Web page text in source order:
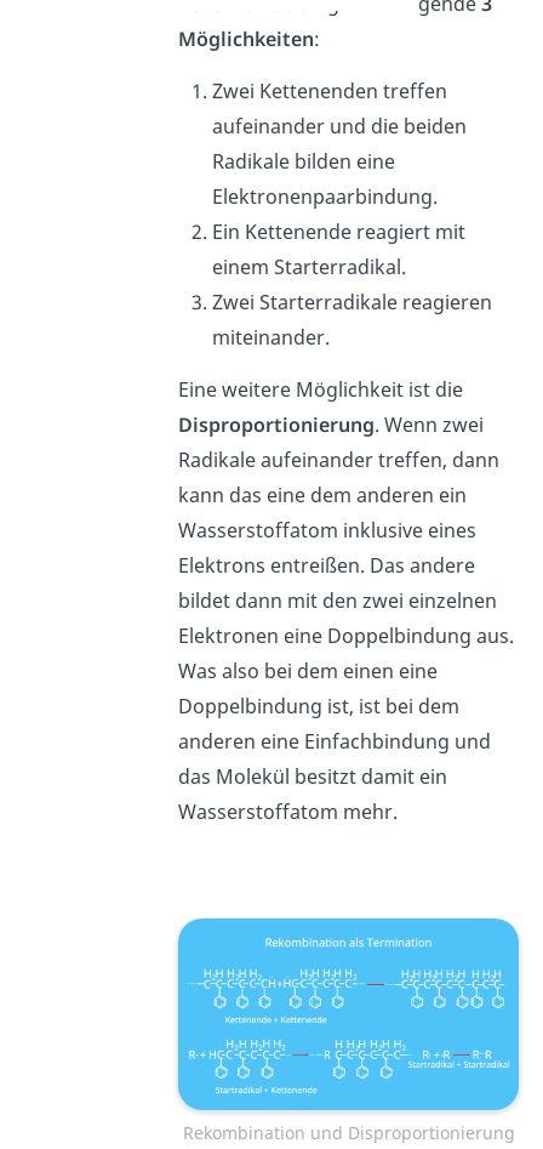
Möglichkeiten:
Zwei Kettenenden treffen
aufeinander und die beiden
Radikale bilden eine
Elektronenpaarbindung.
Ein Kettenende reagiert mit
einem Starterradikal.
Zwei Starterradikale reagieren
miteinander.
Eine weitere Möglichkeit ist die
Disproportionierung. Wenn zwei
Radikale aufeinander treffen, dann
kann das eine dem anderen ein
Wasserstoffatom inklusive eines
Elektrons entreißen. Das andere
bildet dann mit den zwei einzelnen
Elektronen eine Doppelbindung aus.
Was also bei dem einen eine
Doppelbindung ist, ist bei dem
anderen eine Einfachbindung und
das Molekül besitzt damit ein
Wasserstoffatom mehr.
Rekombination und Disproportionierung